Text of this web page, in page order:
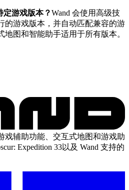
定游戏版本？Wand 会使用高级技
的游戏版本，并自动匹配兼容的游
图和智能助手适用于所有版本。
戏辅助功能、交互式地图和游戏助
Expedition 33以及 Wand 支持的